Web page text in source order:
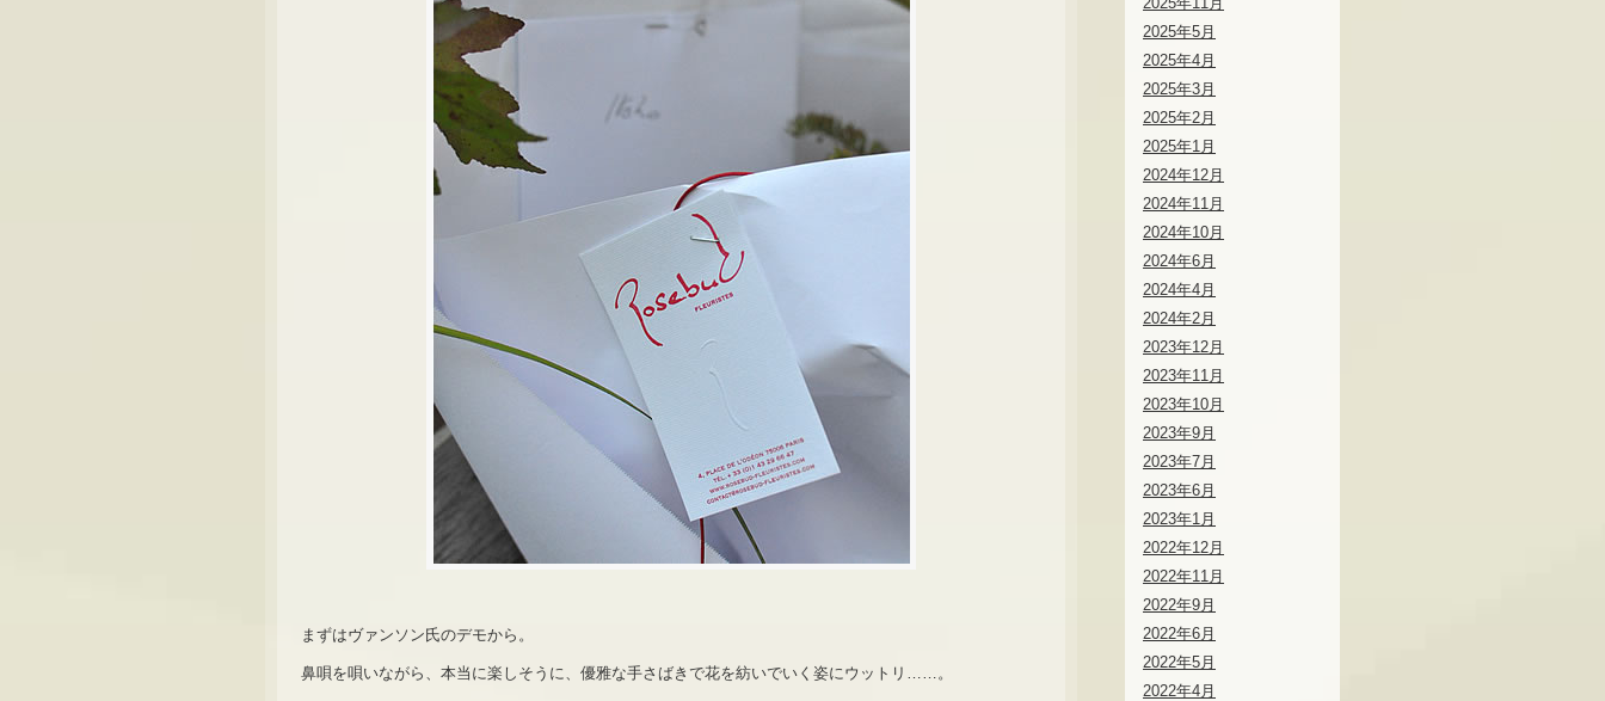
まずはヴァンソン氏のデモから。
鼻唄を唄いながら、本当に楽しそうに、優雅な手さばきで花を紡いでいく姿にウットリ……。
2025年5月
2025年4月
2025年3月
2025年2月
2025年1月
2024年12月
2024年11月
2024年10月
2024年6月
2024年4月
2024年2月
2023年12月
2023年11月
2023年10月
2023年9月
2023年7月
2023年6月
2023年1月
2022年12月
2022年11月
2022年9月
2022年6月
2022年5月
2022年4月